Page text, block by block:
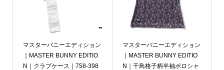
マスターバニーエディション
｜MASTER BUNNY EDITIO
N｜クラブケース｜758-398
マスターバニーエディション
｜MASTER BUNNY EDITIO
N｜千鳥格子柄半袖ポロシャ